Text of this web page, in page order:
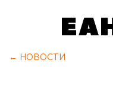
← НОВОСТИ